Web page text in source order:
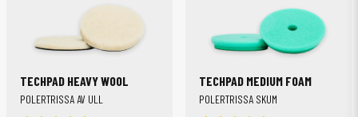
TECHPAD HEAVY WOOL
POLERTRISSA AV ULL
TECHPAD MEDIUM FOAM
POLERTRISSA SKUM